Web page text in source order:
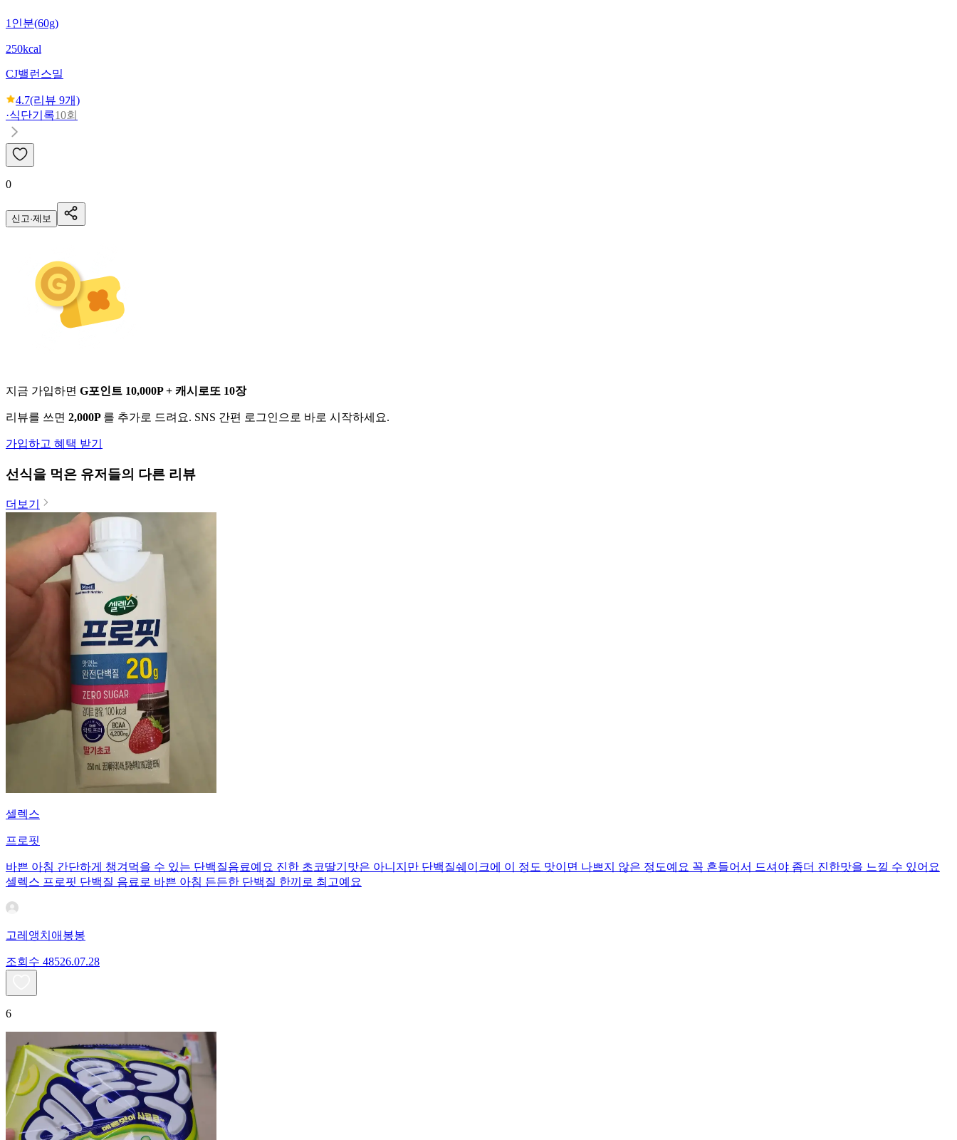
1인분(60g)
250kcal
CJ밸런스밀
4.7(리뷰 9개)
·식단기록10회
0
신고·제보
지금 가입하면 G포인트 10,000P + 캐시로또 10장
리뷰를 쓰면 2,000P 를 추가로 드려요. SNS 간편 로그인으로 바로 시작하세요.
가입하고 혜택 받기
선식을 먹은 유저들의 다른 리뷰
더보기
셀렉스
프로핏
바쁜 아침 간단하게 챙겨먹을 수 있는 단백질음료예요 진한 초코딸기맛은 아니지만 단백질쉐이크에 이 정도 맛이면 나쁘지 않은 정도예요 꼭 흔들어서 드셔야 좀더 진한맛을 느낄 수 있어요
셀렉스 프로핏 단백질 음료로 바쁜 아침 든든한 단백질 한끼로 최고예요
고레앵치애봉봉
조회수 48526.07.28
6